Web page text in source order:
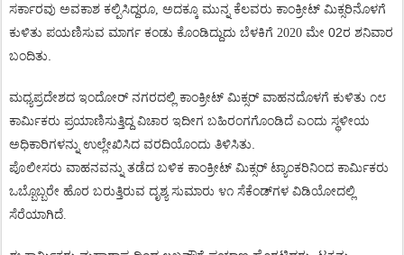
ಸರ್ಕಾರವು ಅವಕಾಶ ಕಲ್ಪಿಸಿದ್ದರೂ, ಅದಕ್ಕೂ ಮುನ್ನ ಕೆಲವರು ಕಾಂಕ್ರೀಟ್ ಮಿಕ್ಸರಿನೊಳಗೆ
ಕುಳಿತು ಪಯಣಿಸುವ ಮಾರ್ಗ ಕಂಡು ಕೊಂಡಿದ್ದುದು ಬೆಳಕಿಗೆ 2020 ಮೇ 02ರ ಶನಿವಾರ
ಬಂದಿತು.
ಮಧ್ಯಪ್ರದೇಶದ ಇಂದೋರ್ ನಗರದಲ್ಲಿ ಕಾಂಕ್ರೀಟ್ ಮಿಕ್ಸರ್ ವಾಹನದೊಳಗೆ ಕುಳಿತು ೧೮
ಕಾರ್ಮಿಕರು ಪ್ರಯಾಣಿಸುತ್ತಿದ್ದ ವಿಚಾರ ಇದೀಗ ಬಹಿರಂಗಗೊಂಡಿದೆ ಎಂದು ಸ್ಥಳೀಯ
ಅಧಿಕಾರಿಗಳನ್ನು ಉಲ್ಲೇಖಿಸಿದ ವರದಿಯೊಂದು ತಿಳಿಸಿತು.
ಪೊಲೀಸರು ವಾಹನವನ್ನು ತಡೆದ ಬಳಿಕ ಕಾಂಕ್ರೀಟ್ ಮಿಕ್ಸರ್ ಟ್ಯಾಂಕರಿನಿಂದ ಕಾರ್ಮಿಕರು
ಒಬ್ಬೊಬ್ಬರೇ ಹೊರ ಬರುತ್ತಿರುವ ದೃಶ್ಯ ಸುಮಾರು ೪೧ ಸೆಕೆಂಡ್ಗಳ ವಿಡಿಯೋದಲ್ಲಿ
ಸೆರೆಯಾಗಿದೆ.